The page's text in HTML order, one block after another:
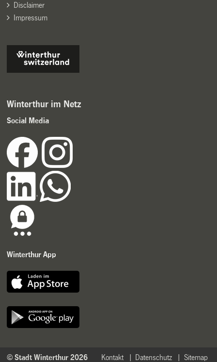
Disclaimer
Impressum
Winterthur im Netz
Social Media
Winterthur App
Sitemap
Datenschutz
Kontakt
© Stadt Winterthur 2026